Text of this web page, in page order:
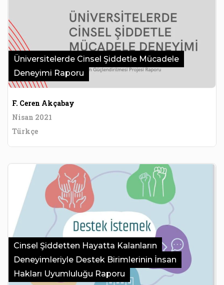
Üniversitelerde Cinsel Şiddetle Mücadele
Deneyimi Raporu
F. Ceren Akçabay
Nisan 2021
Türkçe
Cinsel Şiddetten Hayatta Kalanların
Deneyimleriyle Destek Birimlerinin İnsan
Hakları Uyumluluğu Raporu